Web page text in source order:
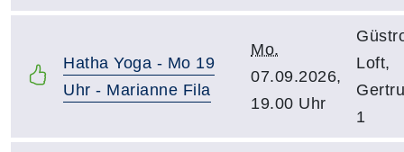
Hatha Yoga - Mo 19
Uhr - Marianne Fila
Mo.
07.09.2026,
19.00 Uhr
Loft,
1